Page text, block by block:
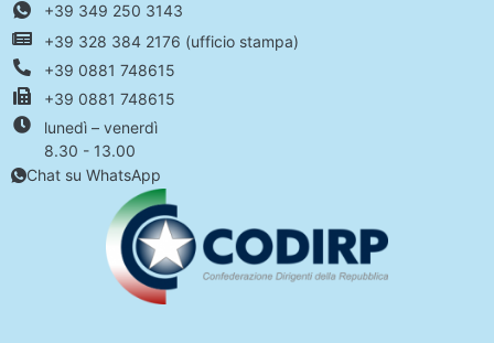
+39 349 250 3143
+39 328 384 2176 (ufficio stampa)
+39 0881 748615
+39 0881 748615
lunedì – venerdì
8.30 - 13.00
Chat su WhatsApp